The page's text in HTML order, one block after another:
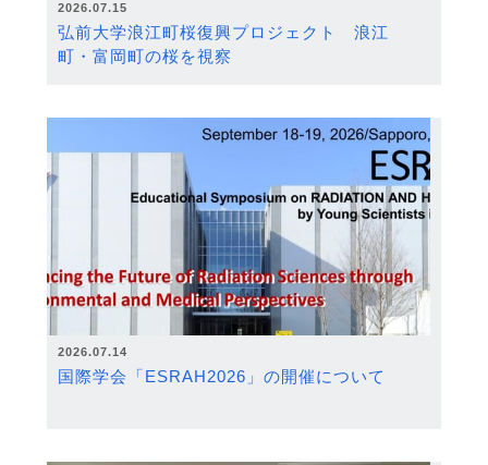
2026.07.15
弘前大学浪江町桜復興プロジェクト 浪江
町・富岡町の桜を視察
2026.07.14
国際学会「ESRAH2026」の開催について